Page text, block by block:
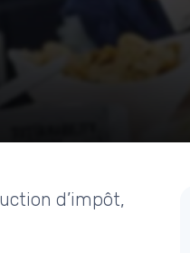
d’impôt,